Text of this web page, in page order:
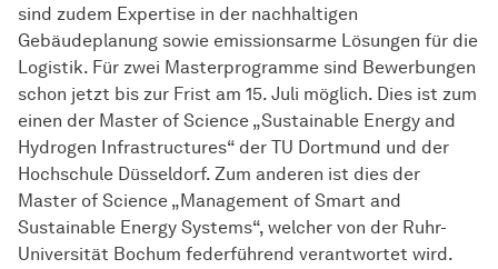
sind zudem Expertise in der nachhaltigen
Gebäudeplanung sowie emissionsarme Lösungen für die
Logistik. Für zwei Masterprogramme sind Bewerbungen
schon jetzt bis zur Frist am 15. Juli möglich. Dies ist zum
einen der Master of Science „Sustainable Energy and
Hydrogen Infrastructures“ der TU Dortmund und der
Hochschule Düsseldorf. Zum anderen ist dies der
Master of Science „Management of Smart and
Sustainable Energy Systems“, welcher von der Ruhr-
Universität Bochum federführend verantwortet wird.